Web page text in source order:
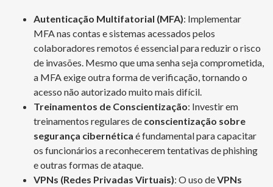
Autenticação Multifatorial (MFA): Implementar
MFA nas contas e sistemas acessados pelos
colaboradores remotos é essencial para reduzir o risco
de invasões. Mesmo que uma senha seja comprometida,
a MFA exige outra forma de verificação, tornando o
acesso não autorizado muito mais difícil.
Treinamentos de Conscientização: Investir em
treinamentos regulares de conscientização sobre
segurança cibernética é fundamental para capacitar
os funcionários a reconhecerem tentativas de phishing
e outras formas de ataque.
VPNs (Redes Privadas Virtuais): O uso deVPNs